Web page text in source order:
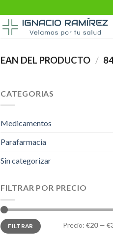
EAN DEL PRODUCTO /
CATEGORIAS
Medicamentos
Parafarmacia
Sin categorizar
FILTRAR POR PRECIO
Precio
mínimo
Precio
máximo
FILTRAR Precio: €20—